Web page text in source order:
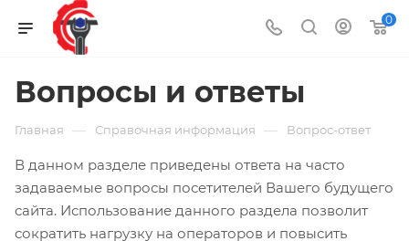
0
Вопросы и ответы
Главная — Справочная информация — Вопрос-ответ
В данном разделе приведены ответа на часто
задаваемые вопросы посетителей Вашего будущего
сайта. Использование данного раздела позволит
сократить нагрузку на операторов и повысить